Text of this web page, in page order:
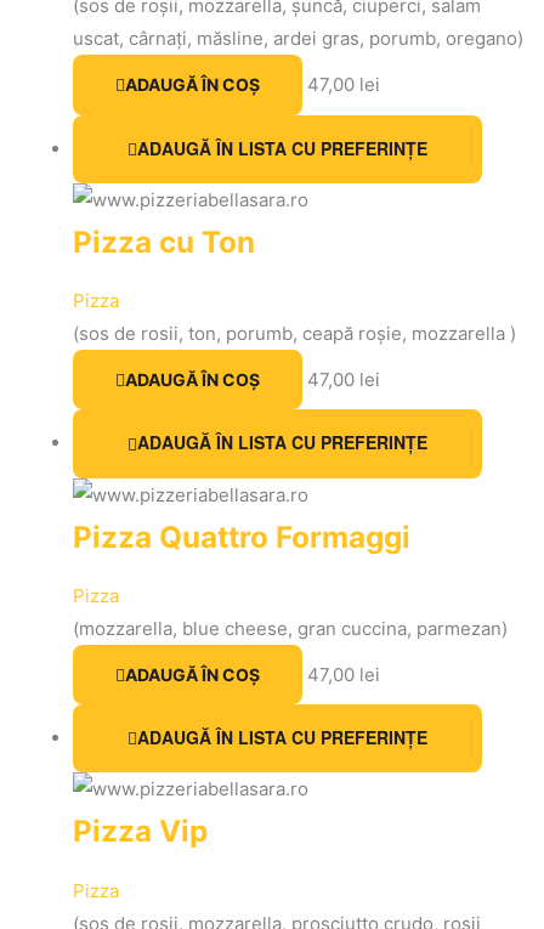
(sos de roșii, mozzarella, șuncă, ciuperci, salam
uscat, cârnați, măsline, ardei gras, porumb, oregano)
ADAUGĂ ÎN COȘ 47,00 lei
ADAUGĂ ÎN LISTA CU PREFERINȚE
Pizza cu Ton
Pizza
(sos de rosii, ton, porumb, ceapă roșie, mozzarella )
ADAUGĂ ÎN COȘ 47,00 lei
ADAUGĂ ÎN LISTA CU PREFERINȚE
Pizza Quattro Formaggi
Pizza
(mozzarella, blue cheese, gran cuccina, parmezan)
ADAUGĂ ÎN COȘ 47,00 lei
ADAUGĂ ÎN LISTA CU PREFERINȚE
Pizza Vip
Pizza
(sos de roșii, mozzarella, prosciutto crudo, roșii